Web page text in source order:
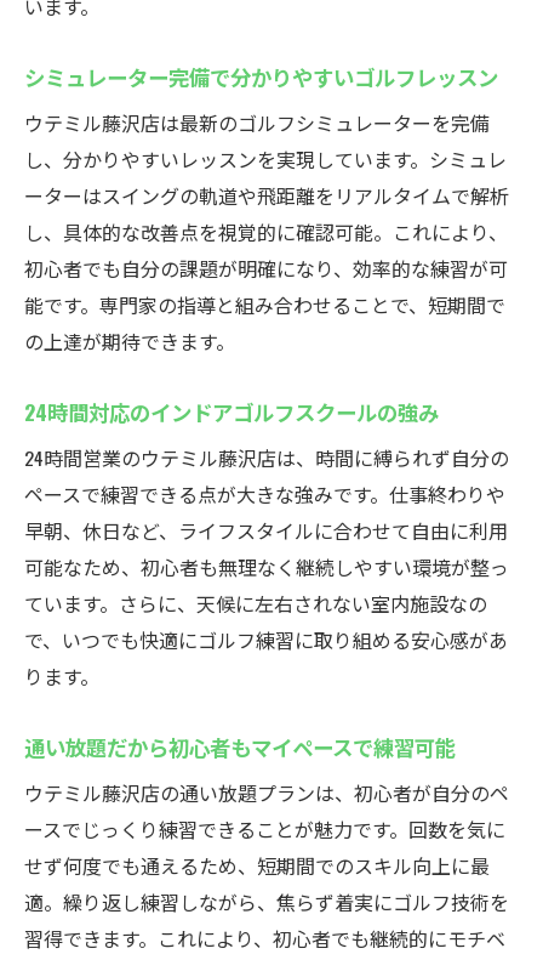
クール
います。
シミュレーター完備で分かりやすいゴルフレッスン
ウテミル藤沢店は最新のゴルフシミュレーターを完備
し、分かりやすいレッスンを実現しています。シミュレ
ーターはスイングの軌道や飛距離をリアルタイムで解析
し、具体的な改善点を視覚的に確認可能。これにより、
初心者でも自分の課題が明確になり、効率的な練習が可
能です。専門家の指導と組み合わせることで、短期間で
の上達が期待できます。
24時間対応のインドアゴルフスクールの強み
24時間営業のウテミル藤沢店は、時間に縛られず自分の
ペースで練習できる点が大きな強みです。仕事終わりや
早朝、休日など、ライフスタイルに合わせて自由に利用
可能なため、初心者も無理なく継続しやすい環境が整っ
ています。さらに、天候に左右されない室内施設なの
で、いつでも快適にゴルフ練習に取り組める安心感があ
ります。
通い放題だから初心者もマイペースで練習可能
ウテミル藤沢店の通い放題プランは、初心者が自分のペ
ースでじっくり練習できることが魅力です。回数を気に
せず何度でも通えるため、短期間でのスキル向上に最
適。繰り返し練習しながら、焦らず着実にゴルフ技術を
習得できます。これにより、初心者でも継続的にモチベ